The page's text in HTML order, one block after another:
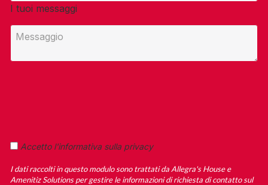
I tuoi messaggi
Accetto l'informativa sulla privacy
I dati raccolti in questo modulo sono trattati da Allegra's House e
Amenitiz Solutions per gestire le informazioni di richiesta di contatto sul